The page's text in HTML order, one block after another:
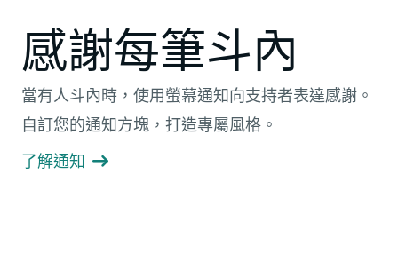
感謝每筆斗內
當有人斗內時，使用螢幕通知向支持者表達感謝。
自訂您的通知方塊，打造專屬風格。
了解通知 